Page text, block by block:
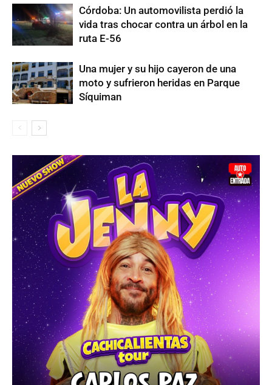
Córdoba: Un automovilista perdió la
vida tras chocar contra un árbol en la
ruta E-56
Una mujer y su hijo cayeron de una
moto y sufrieron heridas en Parque
Síquiman